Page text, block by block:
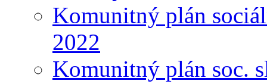
Komunitný plán
2022
Komunitný plán soc.